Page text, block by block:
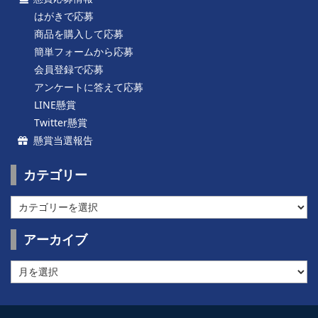
はがきで応募
商品を購入して応募
簡単フォームから応募
会員登録で応募
アンケートに答えて応募
LINE懸賞
Twitter懸賞
懸賞当選報告
カテゴリー
カ
テ
ゴ
ー
アーカイブ
ー